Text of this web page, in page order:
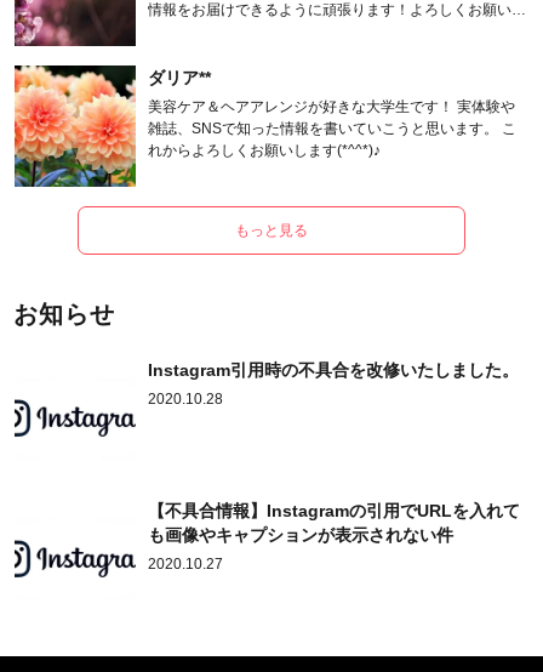
情報をお届けできるように頑張ります！よろしくお願いし
ダリア**
美容ケア＆ヘアアレンジが好きな大学生です！ 実体験や
雑誌、SNSで知った情報を書いていこうと思います。 こ
れからよろしくお願いします(*^^*)♪
もっと見る
お知らせ
Instagram引用時の不具合を改修いたしました。
2020.10.28
【不具合情報】Instagramの引用でURLを入れて
も画像やキャプションが表示されない件
2020.10.27